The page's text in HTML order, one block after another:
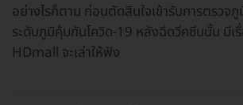
อย่างไรก็ตาม ก่อนตัดสินใจเข้ารับการตรวจภูมิโควิด หรือตรวจ
ระดับภูมิคุ้มกันโควิด-19 หลังฉีดวีคซีนนั้น มีเ
HDmall จะเล่าให้ฟัง